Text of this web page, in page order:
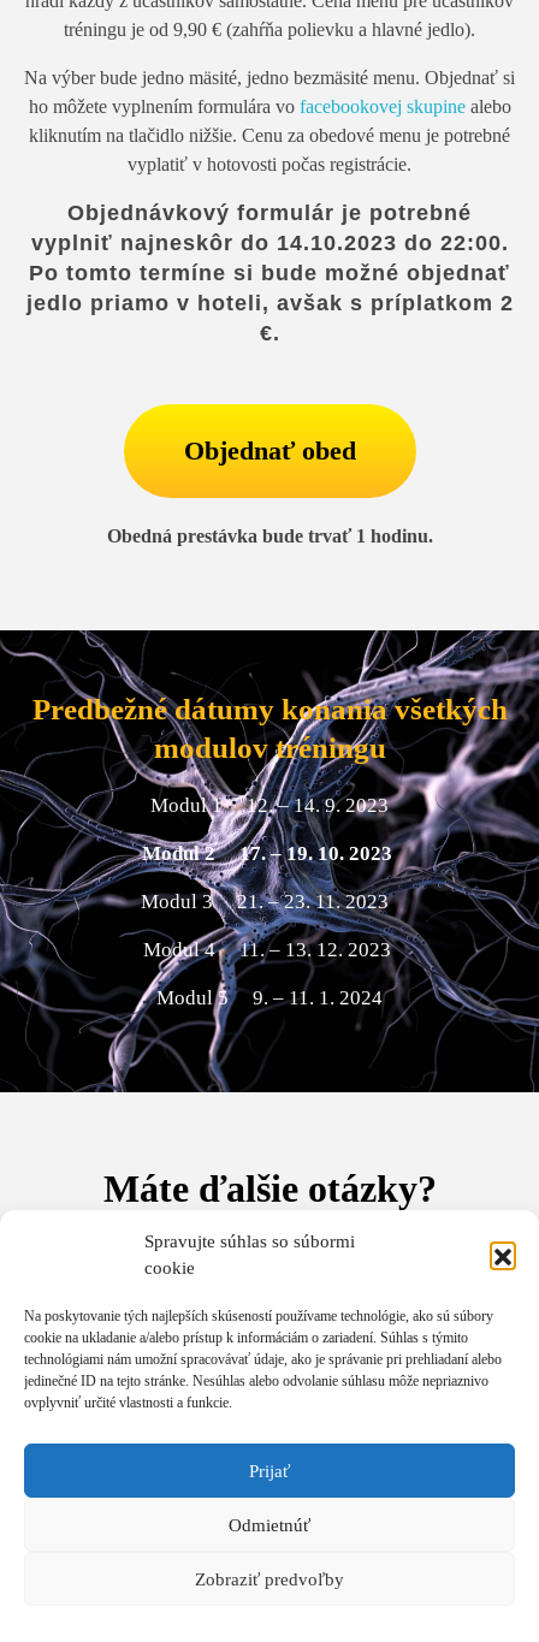
Spravujte súhlas so súbormi
cookie
Na poskytovanie tých najlepších skúseností používame technológie, ako sú súbory
cookie na ukladanie a/alebo prístup k informáciám o zariadení. Súhlas s týmito
technológiami nám umožní spracovávať údaje, ako je správanie pri prehliadaní alebo
jedinečné ID na tejto stránke. Nesúhlas alebo odvolanie súhlasu môže nepriaznivo
ovplyvniť určité vlastnosti a funkcie.
Prijať
Odmietnúť
Zobraziť predvoľby
tréningu je od 9,90 € (zahŕňa polievku a hlavné jedlo).
Na výber bude jedno mäsité, jedno bezmäsité menu. Objednať si
ho môžete vyplnením formulára vo facebookovej skupinealebo
kliknutím na tlačidlo nižšie. Cenu za obedové menu je potrebné
vyplatiť v hotovosti počas registrácie.
Objednávkový formulár je potrebné
vyplniť najneskôr do 14.10.2023 do 22:00.
Po tomto termíne si bude možné objednať
jedlo priamo v hoteli, avšak s príplatkom 2
€.
Objednať obed
Obedná prestávka bude trvať 1 hodinu.
Predbežné dátumy konania všetkých
modulov tréningu
Modul 1 12. – 14. 9. 2023
Modul 2 17. – 19. 10. 2023
Modul 3 21. – 23. 11. 2023
Modul 4 11. – 13. 12. 2023
Modul 5 9. – 11. 1. 2024
Máte ďalšie otázky?
V prípade akýchkoľvek otázok nás neváhajte kontaktovať e-
akademia@andywinson.com
alebo telefonicky na
8:00 do 16:00 hod.V prípade nedostupnosti zanechajte SMS,
zavoláme vám späť.
Počas celého tréningu bude možné zakúpiť si ďalšie tréningy a
kartou na mieste, alebo bankovým prevodom, prípadne v
hotovosti.
Andy a tím Akadémie Andyho Winsona